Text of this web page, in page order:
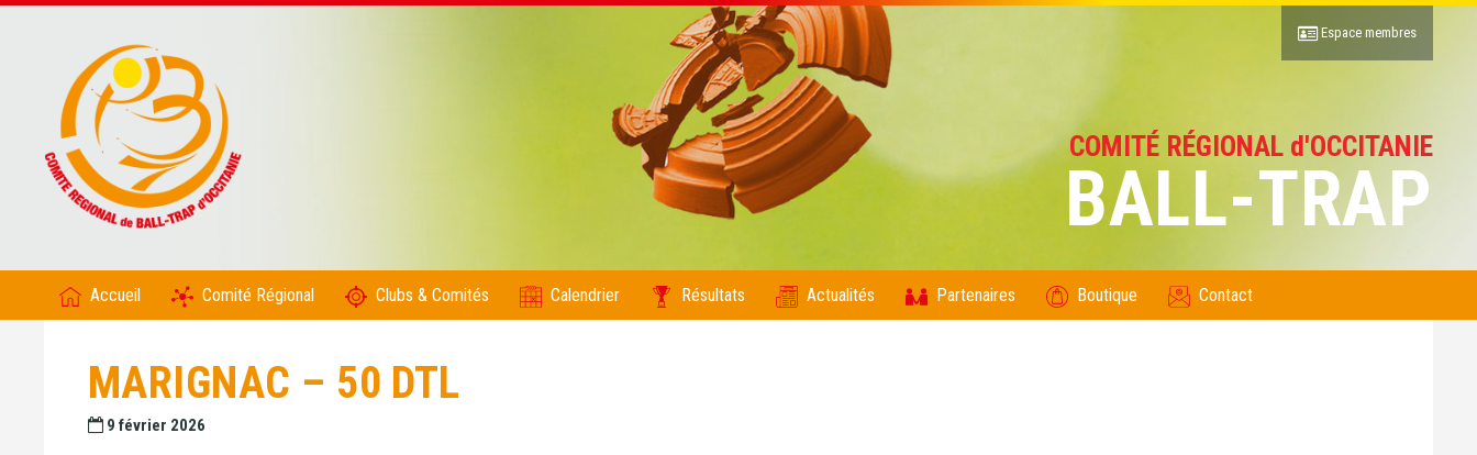
COMITÉ RÉGIONAL d'OCCITANIE
BALL-TRAP
Espace membres
Accueil Comité Régional Clubs & Comités Calendrier Résultats Actualités Partenaires Boutique Contact
MARIGNAC – 50 DTL
9 février 2026